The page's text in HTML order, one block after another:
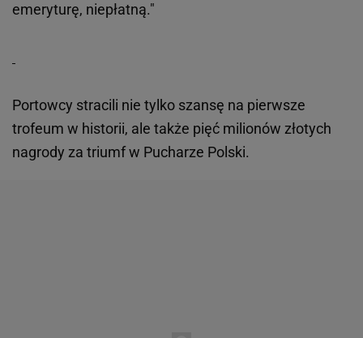
emeryturę, niepłatną."
Portowcy stracili nie tylko szansę na pierwsze
trofeum w historii, ale także pięć milionów złotych
nagrody za triumf w Pucharze Polski.